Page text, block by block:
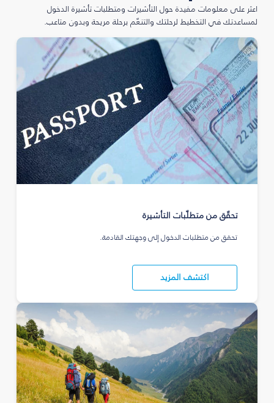
اعثر على معلومات مفيدة حول التأشيرات ومتطلبات تأشيرة الدخول
لمساعدتك في التخطيط لرحلتك والتنعّم برحلة مريحة وبدون متاعب.
تحقّق من متطلّبات التأشيرة
تحقق من متطلبات الدخول إلى وجهتك القادمة.
اكتشف المزيد